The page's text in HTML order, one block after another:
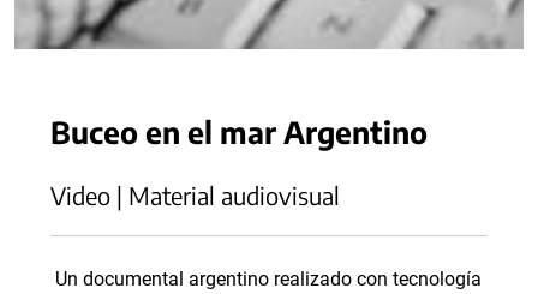
Buceo en el mar Argentino
Video | Material audiovisual
Un documental argentino realizado con tecnología